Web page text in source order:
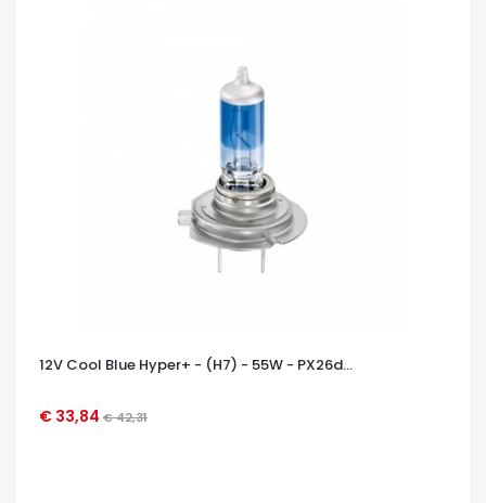
12V Cool Blue Hyper+ - (H7) - 55W - PX26d...
€ 33,84 € 42,31
OCCHIATA VELOCE